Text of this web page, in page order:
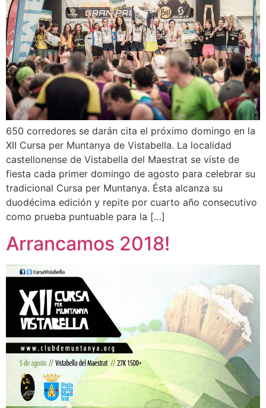
650 corredores se darán cita el próximo domingo en la
XII Cursa per Muntanya de Vistabella. La localidad
castellonense de Vistabella del Maestrat se viste de
fiesta cada primer domingo de agosto para celebrar su
tradicional Cursa per Muntanya. Ésta alcanza su
duodécima edición y repite por cuarto año consecutivo
como prueba puntuable para la […]
Arrancamos 2018!